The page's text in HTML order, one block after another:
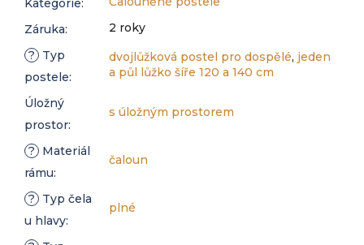
Kategorie:
Záruka:
2 roky
?
Typ
postele:
dvojlůžková postel pro dospělé, jeden
a půl lůžko šíře 120 a 140 cm
Úložný
prostor:
s úložným prostorem
?
Materiál
rámu:
čaloun
?
Typ čela
u hlavy:
plné